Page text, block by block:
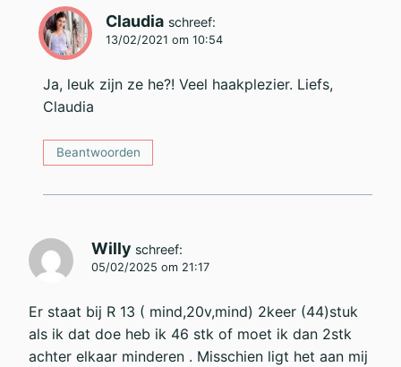
Claudia schreef:
13/02/2021 om 10:54
Ja, leuk zijn ze he?! Veel haakplezier. Liefs,
Claudia
Beantwoorden
Willy schreef:
05/02/2025 om 21:17
Er staat bij R 13 ( mind,20v,mind) 2keer (44)stuk
als ik dat doe heb ik 46 stk of moet ik dan 2stk
achter elkaar minderen . Misschien ligt het aan mij